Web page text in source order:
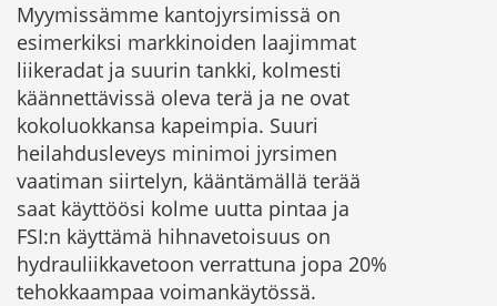
Myymissämme kantojyrsimissä on
esimerkiksi markkinoiden laajimmat
liikeradat ja suurin tankki, kolmesti
käännettävissä oleva terä ja ne ovat
kokoluokkansa kapeimpia. Suuri
heilahdusleveys minimoi jyrsimen
vaatiman siirtelyn, kääntämällä terää
saat käyttöösi kolme uutta pintaa ja
FSI:n käyttämä hihnavetoisuus on
hydrauliikkavetoon verrattuna jopa 20%
tehokkaampaa voimankäytössä.